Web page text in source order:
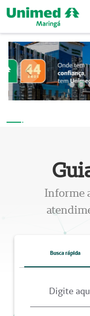
Anterior
Informe
Busca rápida
Digite